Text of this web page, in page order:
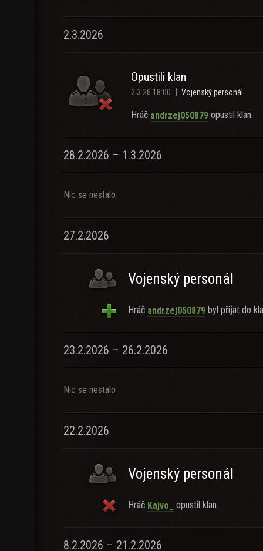
2.3.2026
Opustili klan
2.3.26 18:00 Vojenský personál
Hráč andrzej050879 opustil klan.
28.2.2026 – 1.3.2026
Nic se nestalo
27.2.2026
Vojenský personál
Hráč andrzej050879 byl přijat do
23.2.2026 – 26.2.2026
Nic se nestalo
22.2.2026
Vojenský personál
Hráč Kajvo_ opustil klan.
8.2.2026 – 21.2.2026